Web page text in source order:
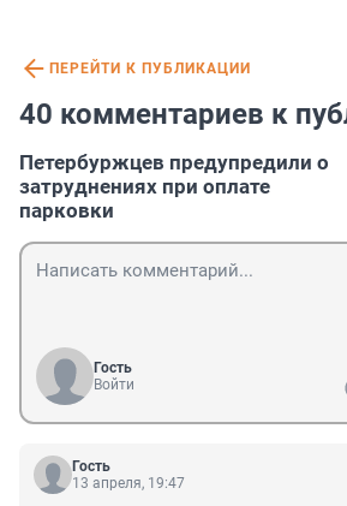
ПЕРЕЙТИ К ПУБЛИКАЦИИ
40 комментариев к
Петербуржцев предупредили о
затруднениях при оплате
парковки
Гость
Войти
Гость
13 апреля, 19:47